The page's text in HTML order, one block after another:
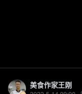
美食作家王刚